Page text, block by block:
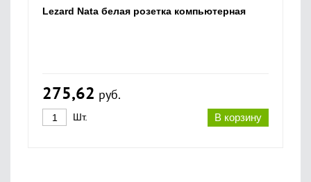
Lezard Nata белая розетка компьютерная
275,62 руб.
В корзину
Шт.